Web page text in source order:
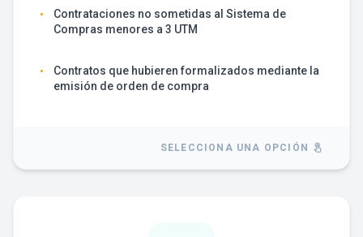
•
Contrataciones no sometidas al Sistema de
Compras menores a 3 UTM
•
Contratos que hubieren formalizados mediante la
emisión de orden de compra
SELECCIONA UNA OPCIÓN touch_app